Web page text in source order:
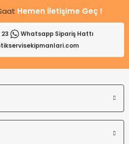
Gönder
Hemen İletişime Geç !
Whatsapp Sipariş Hattı